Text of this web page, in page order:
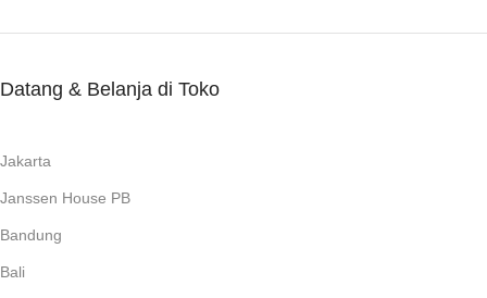
Datang & Belanja di Toko
Jakarta
Janssen House PB
Bandung
Bali